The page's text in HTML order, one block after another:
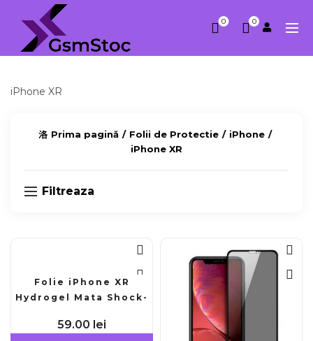
0 0
iPhone XR
Prima pagină Folii de Protectie
iPhone
iPhone XR
Filtreaza
Folie iPhone XR
Hydrogel Mata Shock-
59.00 lei